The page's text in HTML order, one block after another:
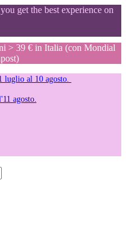
get the best experience on
> 39 € in Italia (con Mondial
luglio al 10 agosto.
agosto.